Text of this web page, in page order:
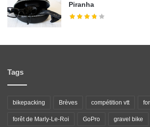
Piranha
Tags
bikepacking Brèves compétition vtt
forêt de Marly-Le-Roi GoPro gravel bike